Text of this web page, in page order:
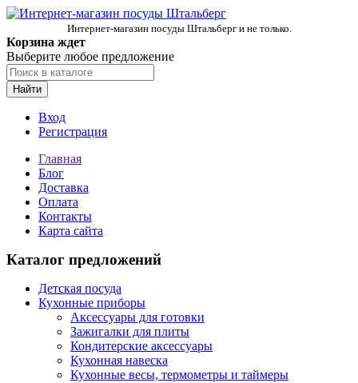
Интернет-магазин посуды Штальберг и не только.
Корзина ждет
Выберите любое предложение
Найти
Вход
Регистрация
Главная
Блог
Доставка
Оплата
Контакты
Карта сайта
Каталог предложений
Детская посуда
Кухонные приборы
Аксессуары для готовки
Зажигалки для плиты
Кондитерские аксессуары
Кухонная навеска
Кухонные весы, термометры и таймеры